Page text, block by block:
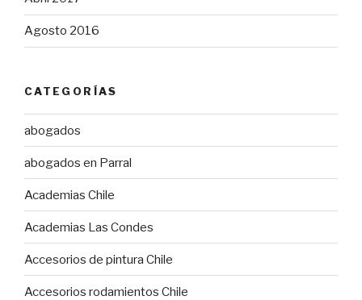
Agosto 2016
CATEGORÍAS
abogados
abogados en Parral
Academias Chile
Academias Las Condes
Accesorios de pintura Chile
Accesorios rodamientos Chile